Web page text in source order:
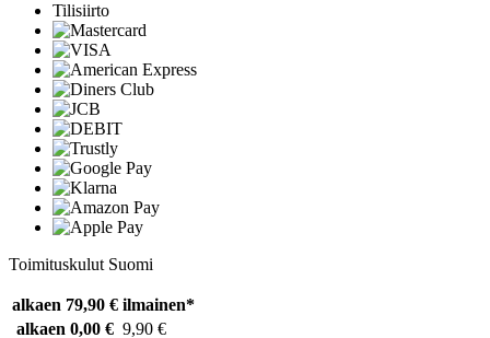
Tilisiirto
Toimituskulut Suomi
alkaen 79,90 € ilmainen*
alkaen 0,00 € 9,90 €